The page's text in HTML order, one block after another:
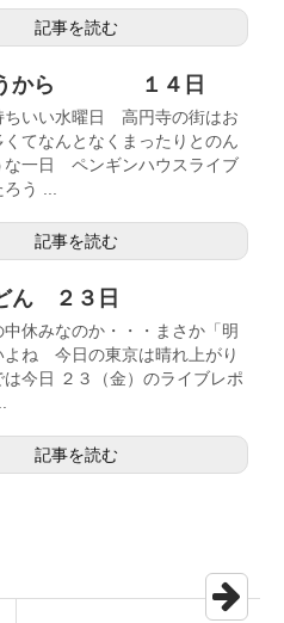
記事を読む
うから １４日
ちいい水曜日 高円寺の街はお
てなんとなくまったりとのん
な一日 ペンギンハウスライブ
う ...
記事を読む
ん ２３日
休みなのか・・・まさか「明
よね 今日の東京は晴れ上がり
今日 ２３（金）のライブレポ
記事を読む